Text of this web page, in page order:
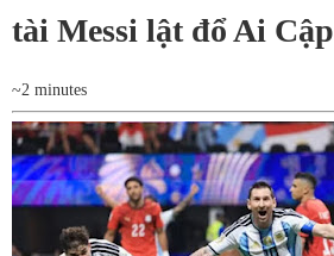
tài Messi lật đổ Ai Cập
~2 minutes